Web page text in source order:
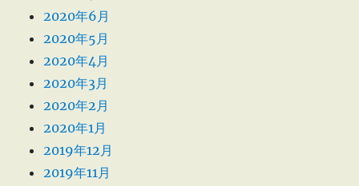
2020年6月
2020年5月
2020年4月
2020年3月
2020年2月
2020年1月
2019年12月
2019年11月